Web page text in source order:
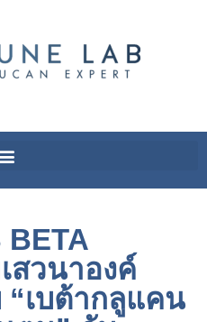
BETA
สวนาองค์
“เบต้ากลูแคน